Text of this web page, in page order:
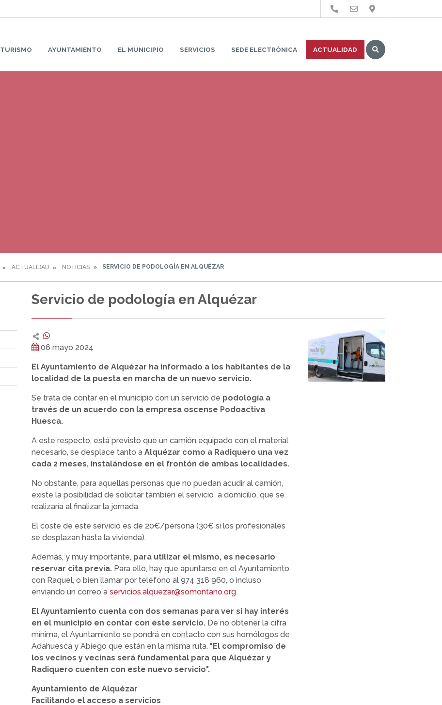
TURISMO AYUNTAMIENTO EL MUNICIPIO SERVICIOS SEDE ELECTRÓNICA ACTUALIDAD
Buscar
ACTUALIDAD NOTICIAS SERVICIO DE PODOLOGÍA EN ALQUÉZAR
Servicio de podología en Alquézar
06 mayo 2024
El Ayuntamiento de Alquézar ha informado a los habitantes de la
localidad de la puesta en marcha de un nuevo servicio.
Se trata de contar en el municipio con un servicio de podología a
través de un acuerdo con la empresa oscense Podoactiva
Huesca.
A este respecto, está previsto que un camión equipado con el material
necesario, se desplace tanto a Alquézar como a Radiquero una vez
cada 2 meses, instalándose en el frontón de ambas localidades.
No obstante, para aquellas personas que no puedan acudir al camión,
existe la posibilidad de solicitar también el servicio a domicilio, que se
realizaría al finalizar la jornada.
El coste de este servicio es de 20€/persona (30€ si los profesionales
se desplazan hasta la vivienda).
Además, y muy importante, para utilizar el mismo, es necesario
reservar cita previa. Para ello, hay que apuntarse en el Ayuntamiento
con Raquel, o bien llamar por teléfono al 974 318 960, o incluso
enviando un correo a servicios.alquezar@somontano.org
El Ayuntamiento cuenta con dos semanas para ver si hay interés
en el municipio en contar con este servicio. De no obtener la cifra
mínima, el Ayuntamiento se pondrá en contacto con sus homólogos de
Adahuesca y Abiego que están en la misma ruta. "El compromiso de
los vecinos y vecinas será fundamental para que Alquézar y
Radiquero cuenten con este nuevo servicio".
Ayuntamiento de Alquézar
Facilitando el acceso a servicios